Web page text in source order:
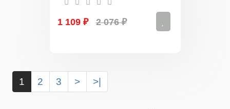
1 109 ₽ 2 076 ₽
1 2 3 > >|